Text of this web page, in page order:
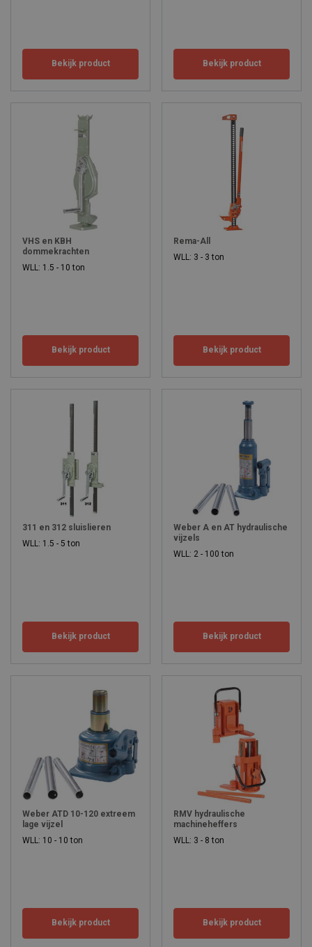
Bekijk product Bekijk product
VHS en KBH
dommekrachten
WLL: 1.5 - 10 ton
Bekijk product
Rema-All
WLL: 3 - 3 ton
Bekijk product
311 en 312 sluislieren
WLL: 1.5 - 5 ton
Bekijk product
Weber A en AT hydraulische
vijzels
WLL: 2 - 100 ton
Bekijk product
Weber ATD 10-120 extreem
lage vijzel
WLL: 10 - 10 ton
Bekijk product
RMV hydraulische
machineheffers
WLL: 3 - 8 ton
Bekijk product